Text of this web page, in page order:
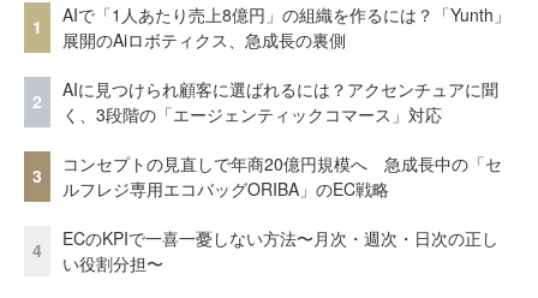
1
AIで「1人あたり売上8億円」の組織を作るには？「Yunth」
展開のAiロボティクス、急成長の裏側
2
AIに見つけられ顧客に選ばれるには？アクセンチュアに聞
く、3段階の「エージェンティックコマース」対応
3
コンセプトの見直しで年商20億円規模へ 急成長中の「セ
ルフレジ専用エコバッグORIBA」のEC戦略
4
ECのKPIで一喜一憂しない方法〜月次・週次・日次の正し
い役割分担〜